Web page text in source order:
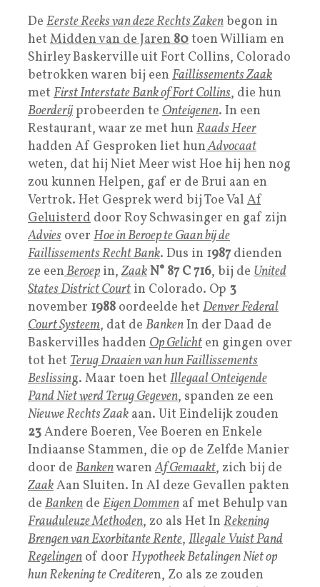
De Eerste Reeks van deze Rechts Zakenbegon in
het Midden van de Jaren80toen William en
Shirley Baskerville uit Fort Collins, Colorado
betrokken waren bij een Faillissements Zaak
met First Interstate Bank of Fort Collins, die hun
Boerderijprobeerden te Onteigenen. In een
Restaurant, waar ze met hun Raads Heer
hadden Af Gesproken liet hunAdvocaat
weten, dat hij Niet Meer wist Hoe hij hen nog
zou kunnen Helpen, gaf er de Brui aan en
Vertrok. Het Gesprek werd bij Toe Val Af
Geluisterd door Roy Schwasinger en gaf zijn
Advies over Hoe in Beroep te Gaan bij de
Faillissements Recht Bank. Dus in 1987dienden
ze eenBeroep in,ZaakN° 87 C 716, bij de United
States District Court in Colorado. Op 3
november 1988 oordeelde het Denver Federal
CourtSysteem, dat de BankenIn der Daad de
Baskervilles hadden Op Gelicht en gingen over
tot het Terug Draaien van hun Faillissements
Beslissing. Maar toen het Illegaal Onteigende
Pand Niet werd Terug Gegeven, spanden ze een
Nieuwe Rechts Zaak aan. Uit Eindelijk zouden
23Andere Boeren, Vee Boeren en Enkele
Indiaanse Stammen, die op de Zelfde Manier
door de BankenwarenAf Gemaakt, zich bij de
ZaakAan Sluiten. In Al deze Gevallen pakten
de Banken de Eigen Dommen af met Behulp van
Frauduleuze Methoden, zo als Het In Rekening
Brengen van Exorbitante Rente, Illegale Vuist Pand
Regelingen of door Hypotheek Betalingen Niet op
hun Rekening te Crediteren, Zo als ze zouden